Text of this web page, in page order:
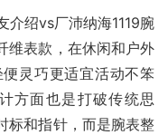
介绍vs厂沛纳海1119腕
维表款，在休闲和户外
灵巧更适宜活动不笨
方面也是打破传统思
标和指针，而是腕表整